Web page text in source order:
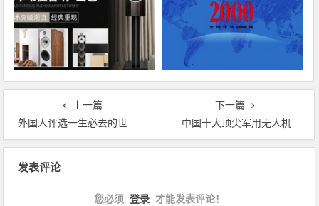
上一篇
外国人评选一生必去的世界十大历史地标型景点
下一篇
中国十大顶尖军用无人机
发表评论
您必须 登录 才能发表评论！